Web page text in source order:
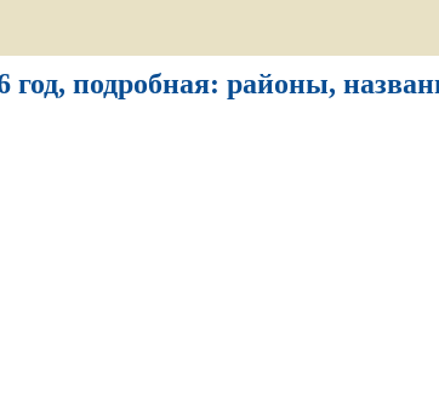
год, подробная: районы,